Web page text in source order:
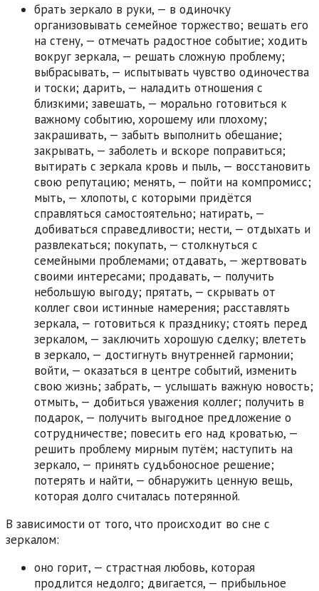
брать зеркало в руки, — в одиночку
организовывать семейное торжество; вешать его
на стену, — отмечать радостное событие; ходить
вокруг зеркала, — решать сложную проблему;
выбрасывать, — испытывать чувство одиночества
и тоски; дарить, — наладить отношения с
близкими; завешать, — морально готовиться к
важному событию, хорошему или плохому;
закрашивать, — забыть выполнить обещание;
закрывать, — заболеть и вскоре поправиться;
вытирать с зеркала кровь и пыль, — восстановить
свою репутацию; менять, — пойти на компромисс;
мыть, — хлопоты, с которыми придётся
справляться самостоятельно; натирать, —
добиваться справедливости; нести, — отдыхать и
развлекаться; покупать, — столкнуться с
семейными проблемами; отдавать, — жертвовать
своими интересами; продавать, — получить
небольшую выгоду; прятать, — скрывать от
коллег свои истинные намерения; расставлять
зеркала, — готовиться к празднику; стоять перед
зеркалом, — заключить хорошую сделку; влететь
в зеркало, — достигнуть внутренней гармонии;
войти, — оказаться в центре событий, изменить
свою жизнь; забрать, — услышать важную новость;
отмыть, — добиться уважения коллег; получить в
подарок, — получить выгодное предложение о
сотрудничестве; повесить его над кроватью, —
решить проблему мирным путём; наступить на
зеркало, — принять судьбоносное решение;
потерять и найти, — обнаружить ценную вещь,
которая долго считалась потерянной.
В зависимости от того, что происходит во сне с
зеркалом:
оно горит, — страстная любовь, которая
продлится недолго; двигается, — прибыльное